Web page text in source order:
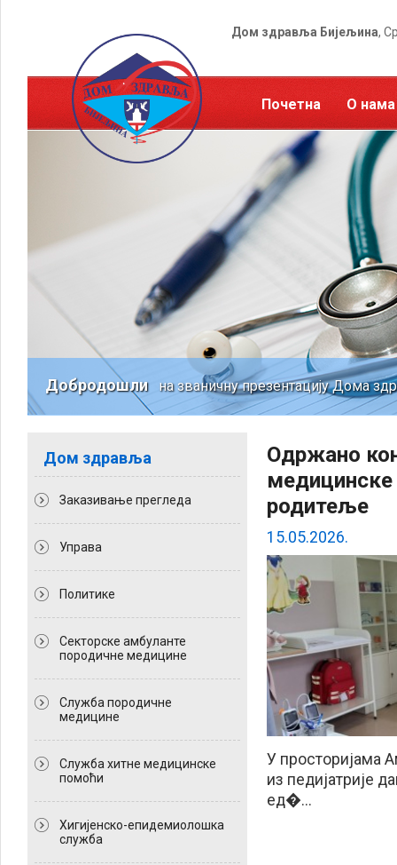
Дом здравља Бијељина,
Почетна О нама
Добродошлина званичну презентацију Дома
Дом здравља
Заказивање прегледа
Управа
Политикe
Секторске амбуланте
породичне медицине
Служба породичне
медицине
Служба хитне медицинске
помоћи
Хигијенско-епидемиолошка
служба
Oдржано
медицинске
родитеље
15.05.2026.
У просторијама
из педијатрије
ед�...